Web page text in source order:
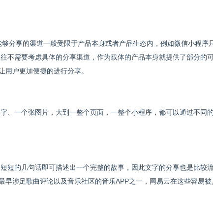
分享的渠道一般受限于产品本身或者产品生态内，例如微信小程序
不需要考虑具体的分享渠道，作为载体的产品本身就提供了部分的
户更加便捷的进行分享。
、一个张图片，大到一整个页面，一整个小程序，都可以通过不同
短的几句话即可描述出一个完整的故事，因此文字的分享也是比较
涉足歌曲评论以及音乐社区的音乐APP之一，网易云在这些容易